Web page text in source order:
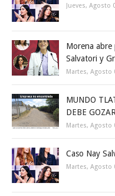
Jueves, Agosto
Morena
Salvatori y
Martes, Agosto
MUNDO
DEBE
Martes, Agosto
Caso Nay
Martes, Agosto